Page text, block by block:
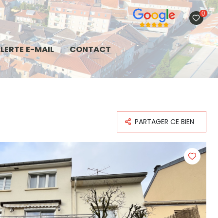
0
E-MAIL CONTACT
PARTAGER CE BIEN